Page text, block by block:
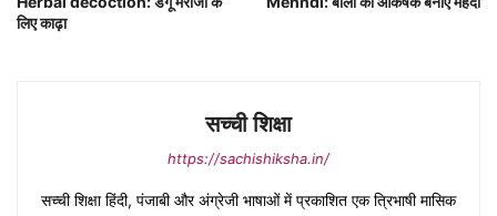
लिए काढ़ा
सच्ची शिक्षा
https://sachishiksha.in/
सच्ची शिक्षा हिंदी, पंजाबी और अंग्रेजी भाषाओं में प्रकाशित एक त्रिभाषी मासिक